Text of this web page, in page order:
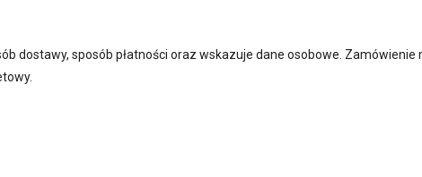
dostawy, sposób płatności oraz wskazuje dane osobowe.